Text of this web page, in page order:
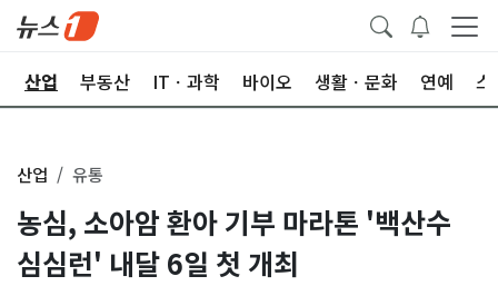
산업 부동산 ITㆍ과학 바이오 생활ㆍ문화 연예 스
산업 유통
농심, 소아암 환아 기부 마라톤 '백산수
심심런' 내달 6일 첫 개최